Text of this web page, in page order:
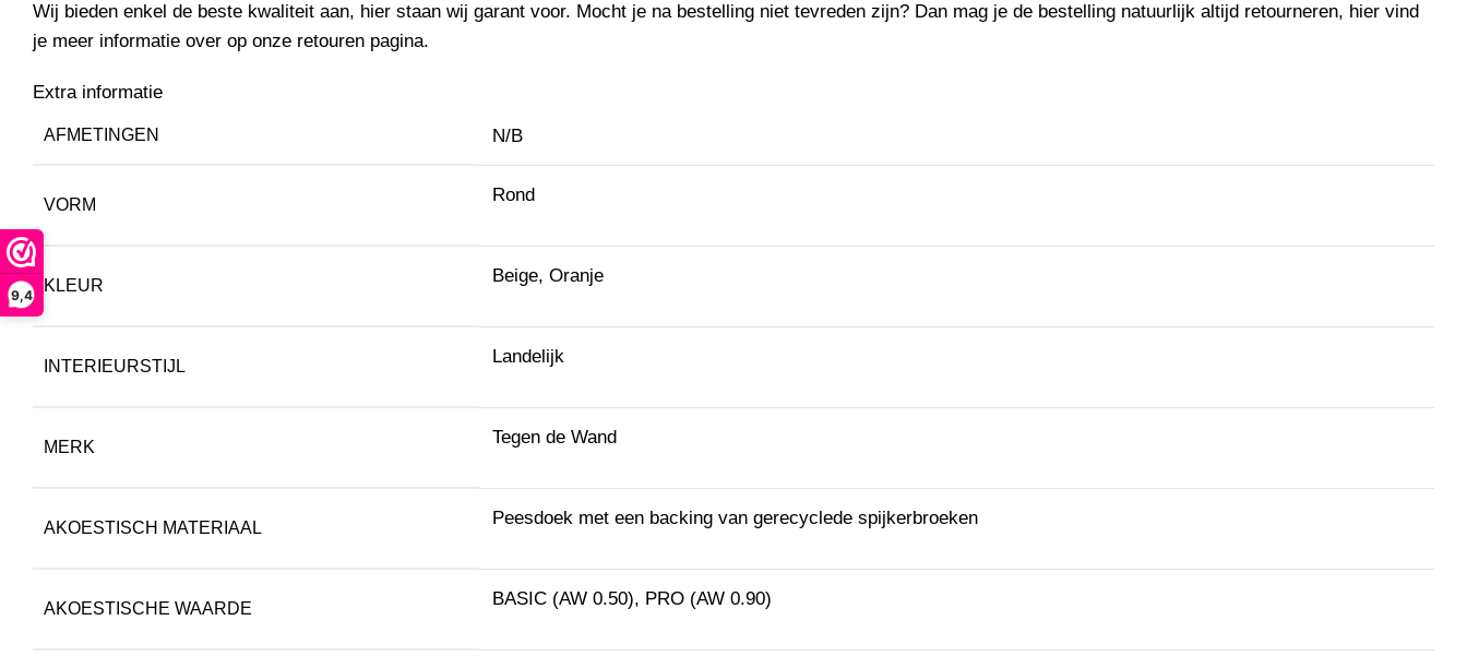
9,4
Wij bieden enkel de beste kwaliteit aan, hier staan wij garant voor. Mocht je na bestelling niet tevreden zijn? Dan mag je de bestelling natuurlijk altijd retourneren, hier vind
je meer informatie over op onze retouren pagina.
Extra informatie
AFMETINGEN N/B
VORM Rond
KLEUR Beige, Oranje
INTERIEURSTIJL Landelijk
MERK Tegen de Wand
AKOESTISCH MATERIAAL Peesdoek met een backing van gerecyclede spijkerbroeken
AKOESTISCHE WAARDE BASIC (AW 0.50), PRO (AW 0.90)